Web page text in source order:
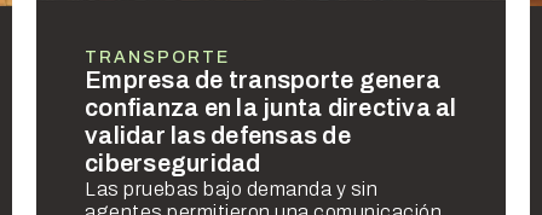
TRANSPORTE
Empresa de transporte genera
confianza en la junta directiva al
validar las defensas de
ciberseguridad
Las pruebas bajo demanda y sin